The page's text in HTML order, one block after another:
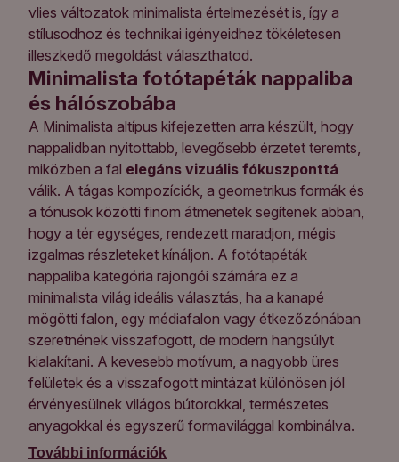
vlies változatok minimalista értelmezését is, így a
stílusodhoz és technikai igényeidhez tökéletesen
illeszkedő megoldást választhatod.
Minimalista fotótapéták nappaliba
és hálószobába
A Minimalista altípus kifejezetten arra készült, hogy
nappalidban nyitottabb, levegősebb érzetet teremts,
miközben a fal elegáns vizuális fókuszponttá
válik. A tágas kompozíciók, a geometrikus formák és
a tónusok közötti finom átmenetek segítenek abban,
hogy a tér egységes, rendezett maradjon, mégis
izgalmas részleteket kínáljon. A fotótapéták
nappaliba kategória rajongói számára ez a
minimalista világ ideális választás, ha a kanapé
mögötti falon, egy médiafalon vagy étkezőzónában
szeretnének visszafogott, de modern hangsúlyt
kialakítani. A kevesebb motívum, a nagyobb üres
felületek és a visszafogott mintázat különösen jól
érvényesülnek világos bútorokkal, természetes
anyagokkal és egyszerű formavilággal kombinálva.
További információk